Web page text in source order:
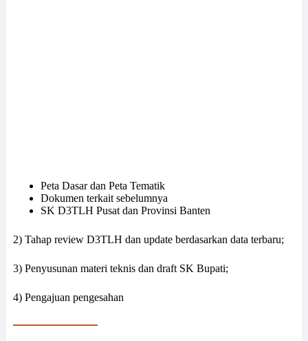
Peta Dasar dan Peta Tematik
Dokumen terkait sebelumnya
SK D3TLH Pusat dan Provinsi Banten
2) Tahap review D3TLH dan update berdasarkan data terbaru;
3) Penyusunan materi teknis dan draft SK Bupati;
4) Pengajuan pengesahan